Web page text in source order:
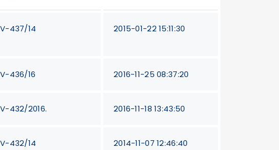
V-437/14 2015-01-22 15:11:30
V-436/16 2016-11-25 08:37:20
V-432/2016. 2016-11-18 13:43:50
V-432/14 2014-11-07 12:46:40